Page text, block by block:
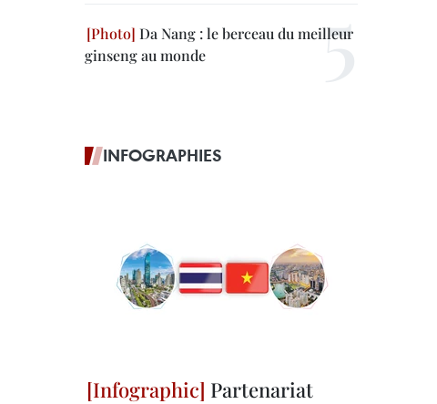
Da Nang : le berceau du meilleur
ginseng au monde
INFOGRAPHIES
Partenariat